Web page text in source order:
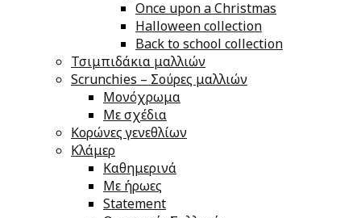
Once upon a Christmas
Halloween collection
Back to school collection
Τσιμπιδάκια μαλλιών
Scrunchies – Σούρες μαλλιών
Μονόχρωμα
Με σχέδια
Κορώνες γενεθλίων
Κλάμερ
Καθημερινά
Με ήρωες
Statement